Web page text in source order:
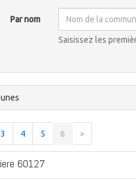
Par nom
Saisissez les
3 4 5 6 »
60127